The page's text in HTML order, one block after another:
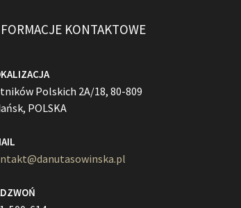
KONTAKTOWE
Polskich 2A/18, 80-809
POLSKA